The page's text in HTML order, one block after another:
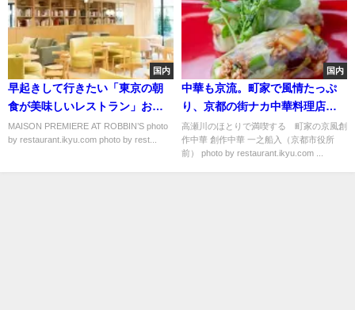
国内
早起きして行きたい「東京の朝
食が美味しいレストラン」おす
すめ５選
MAISON PREMIERE AT ROBBIN’S photo
by restaurant.ikyu.com photo by rest...
国内
中華も京流。町家で風情たっぷ
り、京都の街ナカ中華料理店６
選
高瀬川のほとりで満喫する 町家の京風創
作中華 創作中華 一之船入（京都市役所
前） photo by restaurant.ikyu.com ...